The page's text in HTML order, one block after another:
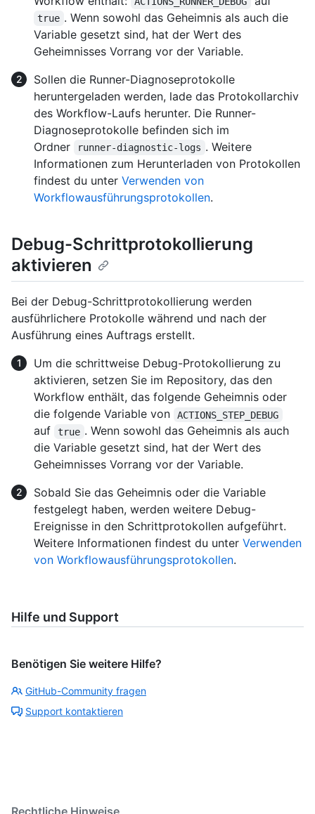
true . Wenn sowohl das Geheimnis als auch die
Variable gesetzt sind, hat der Wert des
Geheimnisses Vorrang vor der Variable.
Sollen die Runner-Diagnoseprotokolle
heruntergeladen werden, lade das Protokollarchiv
des Workflow-Laufs herunter. Die Runner-
Diagnoseprotokolle befinden sich im
Ordner
runner-diagnostic-logs . Weitere
Informationen zum Herunterladen von Protokollen
findest du unter Verwenden von
Workflowausführungsprotokollen.
Debug-Schrittprotokollierung
aktivieren
Bei der Debug-Schrittprotokollierung werden
ausführlichere Protokolle während und nach der
Ausführung eines Auftrags erstellt.
Um die schrittweise Debug-Protokollierung zu
aktivieren, setzen Sie im Repository, das den
Workflow enthält, das folgende Geheimnis oder
die folgende Variable von
ACTIONS_STEP_DEBUG
auf true . Wenn sowohl das Geheimnis als auch
die Variable gesetzt sind, hat der Wert des
Geheimnisses Vorrang vor der Variable.
Sobald Sie das Geheimnis oder die Variable
festgelegt haben, werden weitere Debug-
Ereignisse in den Schrittprotokollen aufgeführt.
Weitere Informationen findest du unter Verwenden
von Workflowausführungsprotokollen.
Hilfe und Support
Benötigen Sie weitere Hilfe?
GitHub-Community fragen
Support kontaktieren